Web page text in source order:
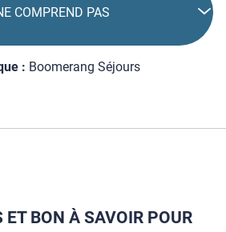
COMPREND PAS
: Boomerang Séjours
ET BON À SAVOIR POUR